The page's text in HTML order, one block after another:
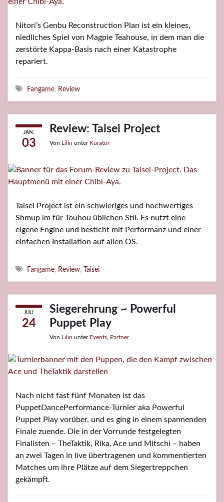
Nitori’s Genbu Reconstruction Plan ist ein kleines,
niedliches Spiel von Magpie Teahouse, in dem man die
zerstörte Kappa-Basis nach einer Katastrophe
repariert.
Schlagwörter
Fangame, Review
JAN.
03
Review: Taisei Project
Von Lilin unter Kurator
Taisei Project ist ein schwieriges und hochwertiges
Shmup im für Touhou üblichen Stil. Es nutzt eine
eigene Engine und besticht mit Performanz und einer
einfachen Installation auf allen OS.
Schlagwörter
Fangame, Review, Taisei
JULI
24
Siegerehrung ~ Powerful
Puppet Play
Von Lilin unter Events Partner
Nach nicht fast fünf Monaten ist das
PuppetDancePerformance-Turnier aka Powerful
Puppet Play vorüber, und es ging in einem spannenden
Finale zuende. Die in der Vorrunde festgelegten
Finalisten – TheTaktik, Rika, Ace und Mitschi – haben
an zwei Tagen in live übertragenen und kommentierten
Matches um ihre Plätze auf dem Siegertreppchen
gekämpft.